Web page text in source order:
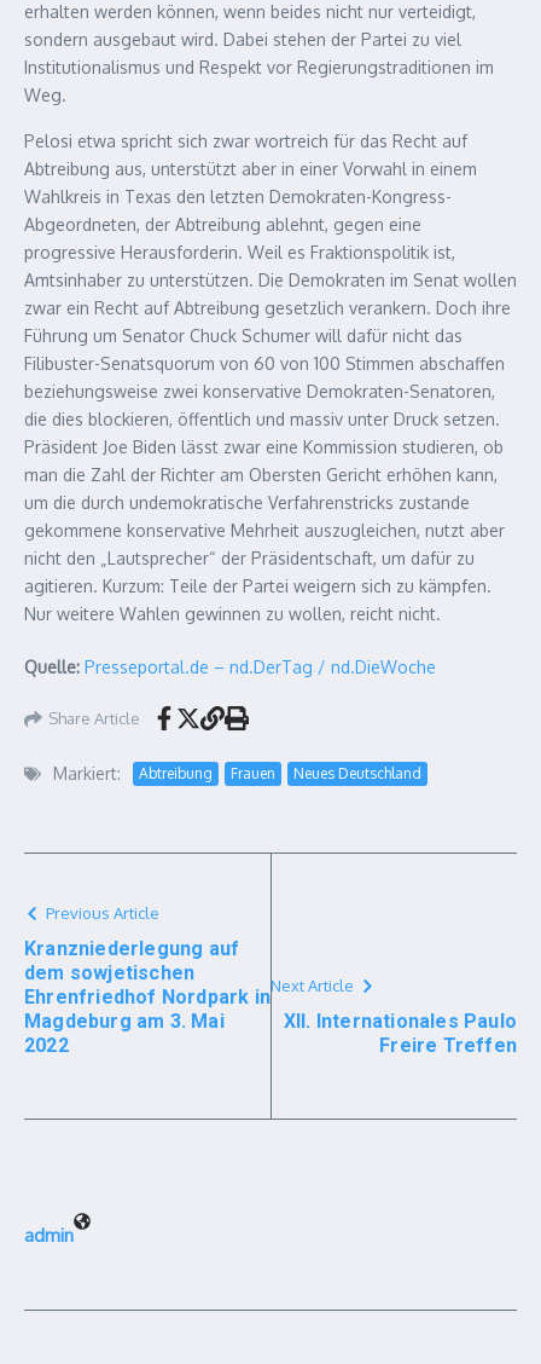
erhalten werden können, wenn beides nicht nur verteidigt,
sondern ausgebaut wird. Dabei stehen der Partei zu viel
Institutionalismus und Respekt vor Regierungstraditionen im
Weg.
Pelosi etwa spricht sich zwar wortreich für das Recht auf
Abtreibung aus, unterstützt aber in einer Vorwahl in einem
Wahlkreis in Texas den letzten Demokraten-Kongress-
Abgeordneten, der Abtreibung ablehnt, gegen eine
progressive Herausforderin. Weil es Fraktionspolitik ist,
Amtsinhaber zu unterstützen. Die Demokraten im Senat wollen
zwar ein Recht auf Abtreibung gesetzlich verankern. Doch ihre
Führung um Senator Chuck Schumer will dafür nicht das
Filibuster-Senatsquorum von 60 von 100 Stimmen abschaffen
beziehungsweise zwei konservative Demokraten-Senatoren,
die dies blockieren, öffentlich und massiv unter Druck setzen.
Präsident Joe Biden lässt zwar eine Kommission studieren, ob
man die Zahl der Richter am Obersten Gericht erhöhen kann,
um die durch undemokratische Verfahrenstricks zustande
gekommene konservative Mehrheit auszugleichen, nutzt aber
nicht den „Lautsprecher“ der Präsidentschaft, um dafür zu
agitieren. Kurzum: Teile der Partei weigern sich zu kämpfen.
Nur weitere Wahlen gewinnen zu wollen, reicht nicht.
Quelle: Presseportal.de – nd.DerTag / nd.DieWoche
Share Article
Markiert: Abtreibung Frauen Neues Deutschland
Previous Article
Kranzniederlegung auf
dem sowjetischen
Ehrenfriedhof Nordpark in
Magdeburg am 3. Mai
2022
Next Article
XII. Internationales Paulo
Freire Treffen
admin